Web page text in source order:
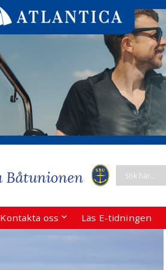
Kontakta oss Läs E-tidningen